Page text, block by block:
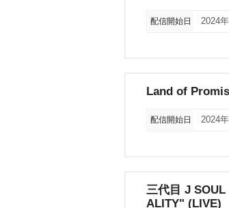
配信開始日 2024
Land of
配信開始日 2024
三代目 J SOUL
ALITY" (LIVE)